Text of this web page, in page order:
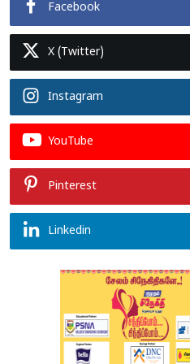
Facebook
X (Twitter)
Instagram
YouTube
Pinterest
Linkedin